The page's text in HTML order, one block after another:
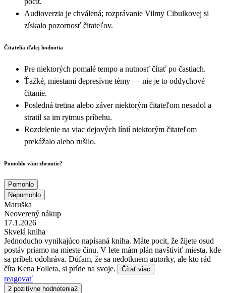
Audioverzia je chválená; rozprávanie Vilmy Cibulkovej si
získalo pozornosť čitateľov.
Čitatelia ďalej hodnotia
Pre niektorých pomalé tempo a nutnosť čítať po častiach.
Ťažké, miestami depresívne témy — nie je to oddychové
čítanie.
Posledná tretina alebo záver niektorým čitateľom nesadol a
stratil sa im rytmus príbehu.
Rozdelenie na viac dejových línií niektorým čitateľom
prekážalo alebo rušilo.
Pomohlo vám zhrnutie?
Pomohlo
Nepomohlo
Maruška
Neoverený nákup
17.1.2026
Skvelá kniha
Jednoducho vynikajúco napísaná kniha. Máte pocit, že žijete osud
postáv priamo na mieste činu. V lete mám plán navštíviť miesta, kde
sa príbeh odohráva. Dúfam, že sa nedotknem autorky, ale kto rád
číta Kena Folleta, si príde na svoje.
Čítať viac
reagovať
2 pozitívne hodnotenia2